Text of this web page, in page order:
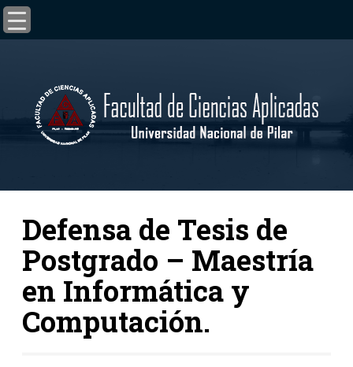
Defensa de Tesis de
Postgrado – Maestría
en Informática y
Computación.